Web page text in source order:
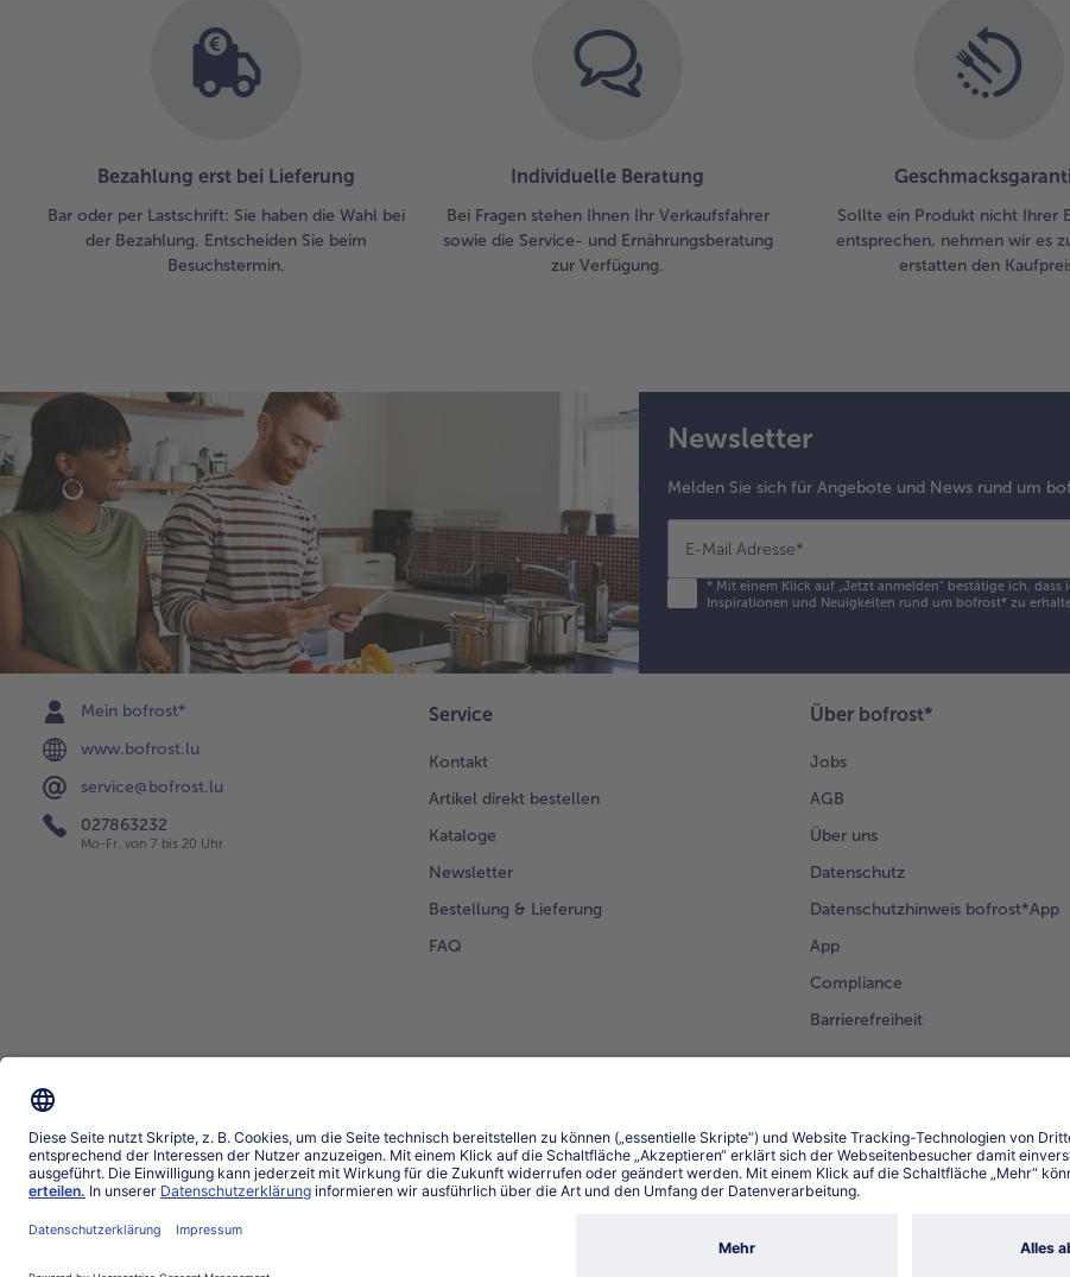
Bezahlung erst bei Lieferung
Bar oder per Lastschrift: Sie haben die Wahl bei
der Bezahlung. Entscheiden Sie beim
Besuchstermin.
Individuelle Beratung
Bei Fragen stehen Ihnen Ihr Verkaufsfahrer
sowie die Service- und Ernährungsberatung
zur Verfügung.
Sollte ein Produkt nicht Ihrer
entsprechen, nehmen wir es
erstatten den
Newsletter
Melden Sie sich für Angebote und News rund um
E-Mail Adresse*
*Mit einem Klick auf „Jetzt anmelden" bestätige ich,
Inspirationen und Neuigkeiten rund um bofrost* zu
Mein bofrost*
www.bofrost.lu
service@bofrost.lu
027863232
Mo-Fr. von 7 bis 20 Uhr
Service
Kontakt
Artikel direkt bestellen
Kataloge
Newsletter
Bestellung & Lieferung
FAQ
Über bofrost*
Jobs
AGB
Über uns
Datenschutz
Datenschutzhinweis bofrost*App
App
Compliance
Barrierefreiheit